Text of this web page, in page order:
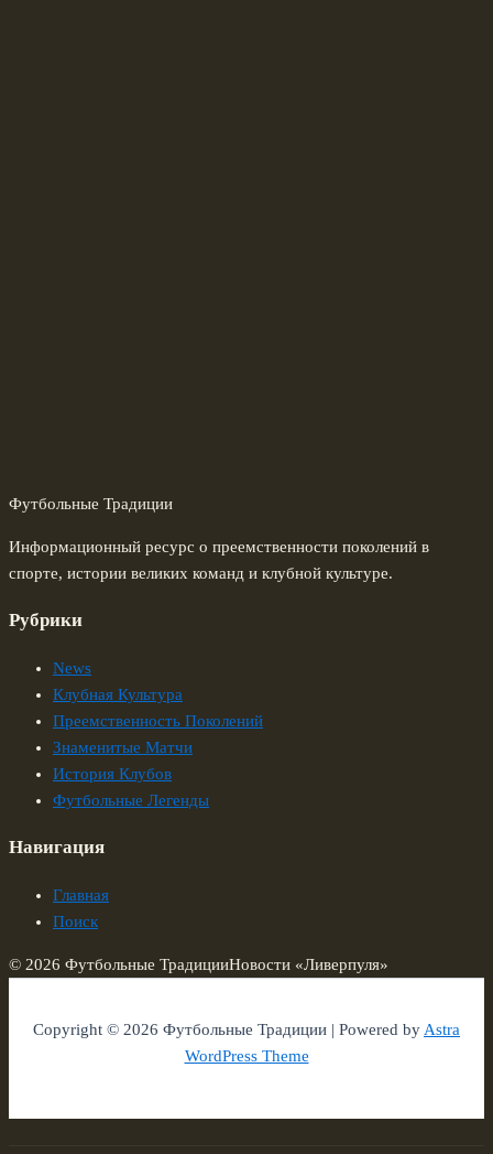
Футбольные Традиции
Информационный ресурс о преемственности поколений в
спорте, истории великих команд и клубной культуре.
Рубрики
News
Клубная Культура
Преемственность Поколений
Знаменитые Матчи
История Клубов
Футбольные Легенды
Навигация
Главная
Поиск
© 2026 Футбольные ТрадицииНовости «Ливерпуля»
Copyright © 2026 Футбольные Традиции | Powered byAstra
WordPress Theme